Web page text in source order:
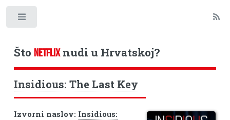
Što NETFLIXnudi u Hrvatskoj?
Insidious: The Last Key
Izvorni naslov: Insidious: